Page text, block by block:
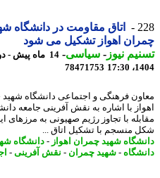
اتاق مقاومت در دانشگاه شهید
اهواز تشکیل می شود
نیوز-سیاسی-
78471753
فرهنگی و اجتماعی دانشگاه شهید
با اشاره به نقش آفرینی جامعه
با تجاوز رژیم صهیونی به مرزهای
منسجم با تشکیل اتاق ...
شهید چمران اهواز -دانشگاه شهید
-شهید چمران- نقش آفرینی-